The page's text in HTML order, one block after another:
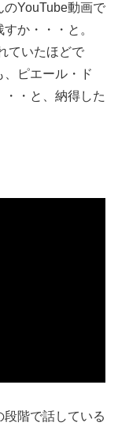
のYouTube動画で
か・・・と。
ていたほどで
ピエール・ド
・と、納得した
階で話している